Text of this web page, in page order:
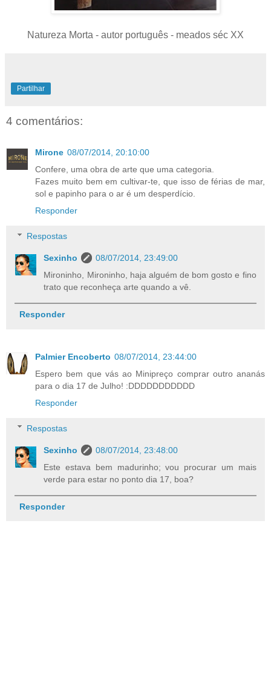
Natureza Morta - autor português - meados séc XX
Partilhar
4 comentários:
Mirone 08/07/2014, 20:10:00
Confere, uma obra de arte que uma categoria.
Fazes muito bem em cultivar-te, que isso de férias de mar,
sol e papinho para o ar é um desperdício.
Responder
Respostas
Sexinho
08/07/2014, 23:49:00
Mironinho, Mironinho, haja alguém de bom gosto e fino
trato que reconheça arte quando a vê.
Responder
Palmier Encoberto 08/07/2014, 23:44:00
Espero bem que vás ao Minipreço comprar outro ananás
para o dia 17 de Julho! :DDDDDDDDDDD
Responder
Respostas
Sexinho
08/07/2014, 23:48:00
Este estava bem madurinho; vou procurar um mais
verde para estar no ponto dia 17, boa?
Responder